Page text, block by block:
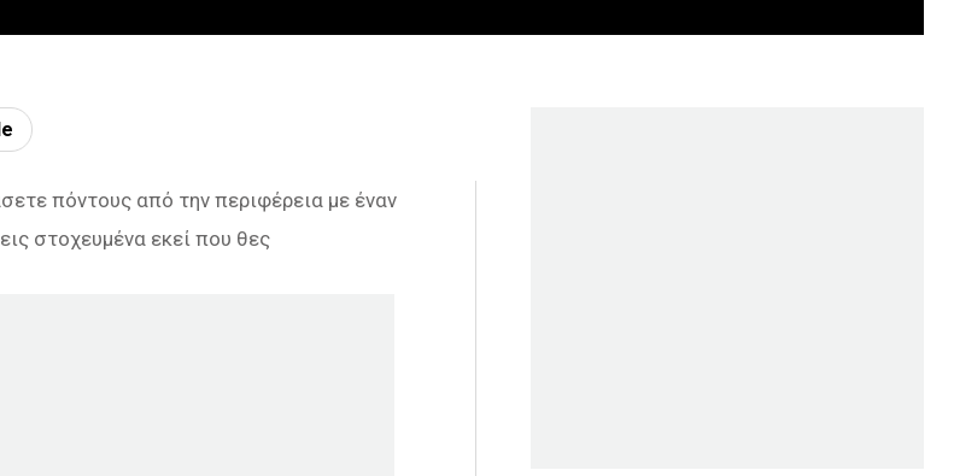
πόντους από την περιφέρεια με έναν
στοχευμένα εκεί που θες